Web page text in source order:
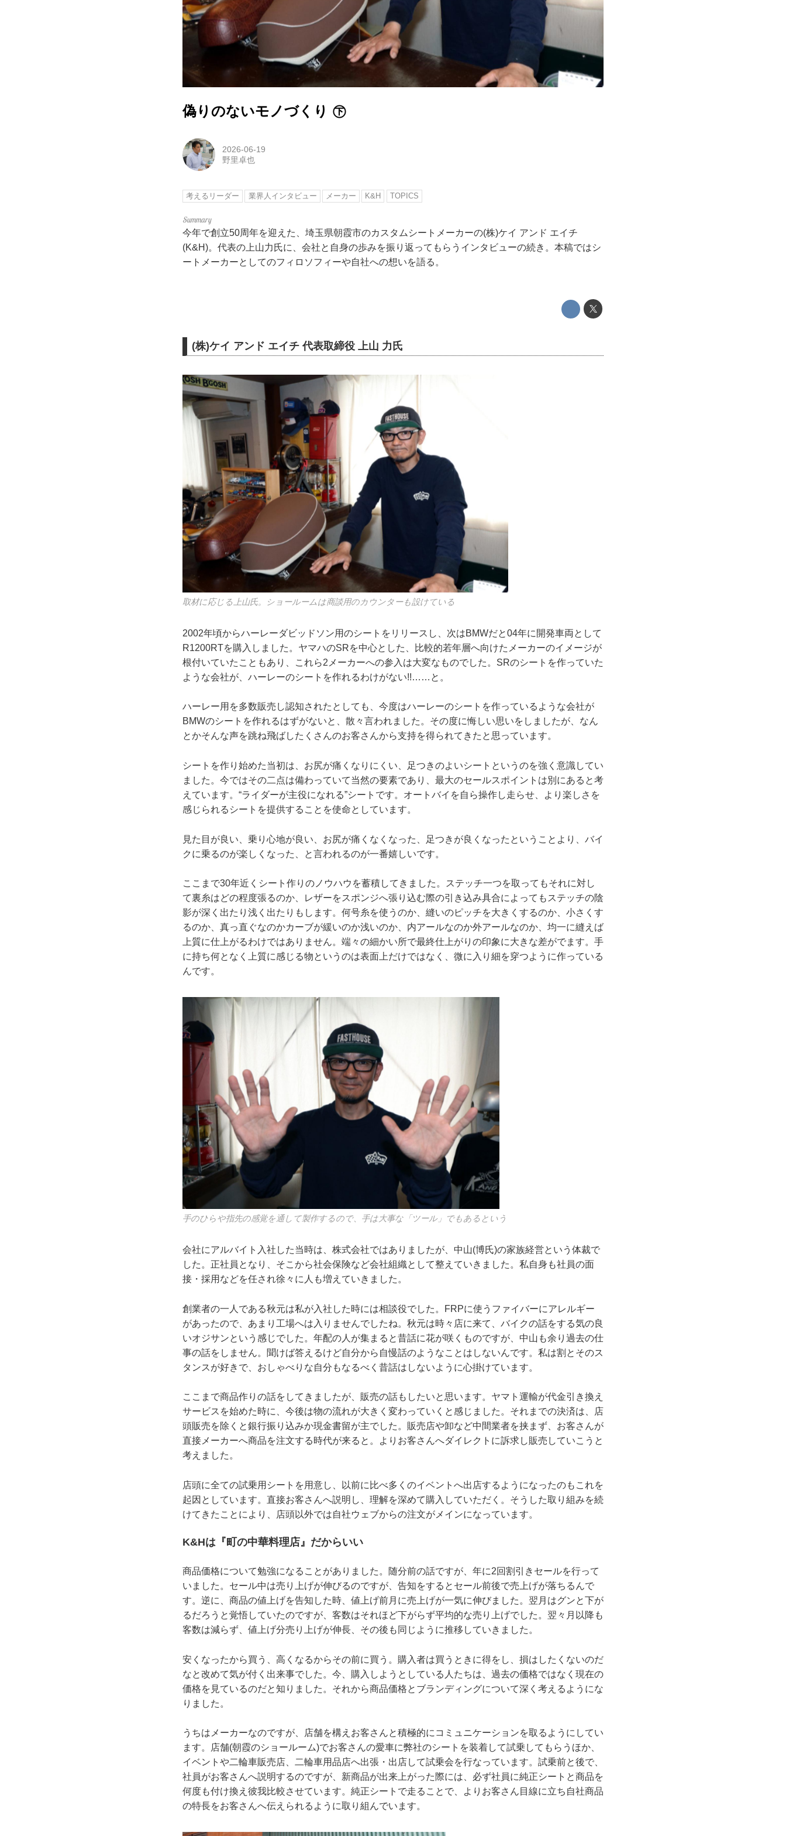
偽りのないモノづくり ㊦
2026-06-19
野里卓也
考えるリーダー 業界人インタビュー メーカー K&H TOPICS
今年で創立50周年を迎えた、埼玉県朝霞市のカスタムシートメーカーの(株)ケイ アンド エイチ
(K&H)。代表の上山力氏に、会社と自身の歩みを振り返ってもらうインタビューの続き。本稿ではシ
ートメーカーとしてのフィロソフィーや自社への想いを語る。
(株)ケイ アンド エイチ 代表取締役 上山 力氏
取材に応じる上山氏。ショールームは商談用のカウンターも設けている
2002年頃からハーレーダビッドソン用のシートをリリースし、次はBMWだと04年に開発車両として
R1200RTを購入しました。ヤマハのSRを中心とした、比較的若年層へ向けたメーカーのイメージが
根付いていたこともあり、これら2メーカーへの参入は大変なものでした。SRのシートを作っていた
ような会社が、ハーレーのシートを作れるわけがない!!……と。
ハーレー用を多数販売し認知されたとしても、今度はハーレーのシートを作っているような会社が
BMWのシートを作れるはずがないと、散々言われました。その度に悔しい思いをしましたが、なん
とかそんな声を跳ね飛ばしたくさんのお客さんから支持を得られてきたと思っています。
シートを作り始めた当初は、お尻が痛くなりにくい、足つきのよいシートというのを強く意識してい
ました。今ではその二点は備わっていて当然の要素であり、最大のセールスポイントは別にあると考
えています。“ライダーが主役になれる”シートです。オートバイを自ら操作し走らせ、より楽しさを
感じられるシートを提供することを使命としています。
見た目が良い、乗り心地が良い、お尻が痛くなくなった、足つきが良くなったということより、バイ
クに乗るのが楽しくなった、と言われるのが一番嬉しいです。
ここまで30年近くシート作りのノウハウを蓄積してきました。ステッチ一つを取ってもそれに対し
て裏糸はどの程度張るのか、レザーをスポンジへ張り込む際の引き込み具合によってもステッチの陰
影が深く出たり浅く出たりもします。何号糸を使うのか、縫いのピッチを大きくするのか、小さくす
るのか、真っ直ぐなのかカーブが緩いのか浅いのか、内アールなのか外アールなのか、均一に縫えば
上質に仕上がるわけではありません。端々の細かい所で最終仕上がりの印象に大きな差がでます。手
に持ち何となく上質に感じる物というのは表面上だけではなく、微に入り細を穿つように作っている
んです。
手のひらや指先の感覚を通して製作するので、手は大事な「ツール」でもあるという
会社にアルバイト入社した当時は、株式会社ではありましたが、中山(博氏)の家族経営という体裁で
した。正社員となり、そこから社会保険など会社組織として整えていきました。私自身も社員の面
接・採用などを任され徐々に人も増えていきました。
創業者の一人である秋元は私が入社した時には相談役でした。FRPに使うファイバーにアレルギー
があったので、あまり工場へは入りませんでしたね。秋元は時々店に来て、バイクの話をする気の良
いオジサンという感じでした。年配の人が集まると昔話に花が咲くものですが、中山も余り過去の仕
事の話をしません。聞けば答えるけど自分から自慢話のようなことはしないんです。私は割とそのス
タンスが好きで、おしゃべりな自分もなるべく昔話はしないように心掛けています。
ここまで商品作りの話をしてきましたが、販売の話もしたいと思います。ヤマト運輸が代金引き換え
サービスを始めた時に、今後は物の流れが大きく変わっていくと感じました。それまでの決済は、店
頭販売を除くと銀行振り込みか現金書留が主でした。販売店や卸など中間業者を挟まず、お客さんが
直接メーカーへ商品を注文する時代が来ると。よりお客さんへダイレクトに訴求し販売していこうと
考えました。
店頭に全ての試乗用シートを用意し、以前に比べ多くのイベントへ出店するようになったのもこれを
起因としています。直接お客さんへ説明し、理解を深めて購入していただく。そうした取り組みを続
けてきたことにより、店頭以外では自社ウェブからの注文がメインになっています。
K&Hは『町の中華料理店』だからいい
商品価格について勉強になることがありました。随分前の話ですが、年に2回割引きセールを行って
いました。セール中は売り上げが伸びるのですが、告知をするとセール前後で売上げが落ちるんで
す。逆に、商品の値上げを告知した時、値上げ前月に売上げが一気に伸びました。翌月はグンと下が
るだろうと覚悟していたのですが、客数はそれほど下がらず平均的な売り上げでした。翌々月以降も
客数は減らず、値上げ分売り上げが伸長、その後も同じように推移していきました。
安くなったから買う、高くなるからその前に買う。購入者は買うときに得をし、損はしたくないのだ
なと改めて気が付く出来事でした。今、購入しようとしている人たちは、過去の価格ではなく現在の
価格を見ているのだと知りました。それから商品価格とブランディングについて深く考えるようにな
りました。
うちはメーカーなのですが、店舗を構えお客さんと積極的にコミュニケーションを取るようにしてい
ます。店舗(朝霞のショールーム)でお客さんの愛車に弊社のシートを装着して試乗してもらうほか、
イベントや二輪車販売店、二輪車用品店へ出張・出店して試乗会を行なっています。試乗前と後で、
社員がお客さんへ説明するのですが、新商品が出来上がった際には、必ず社員に純正シートと商品を
何度も付け換え彼我比較させています。純正シートで走ることで、よりお客さん目線に立ち自社商品
の特長をお客さんへ伝えられるように取り組んでいます。